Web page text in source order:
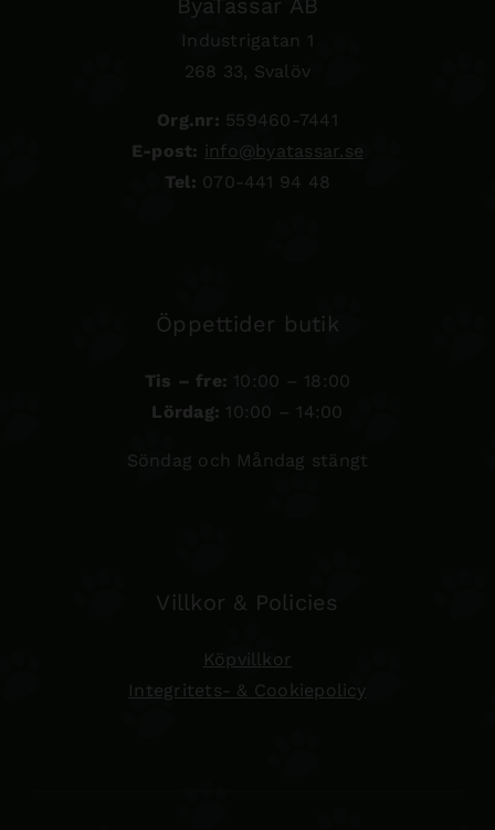
Industrigatan 1
268 33, Svalöv
Org.nr: 559460-7441
E-post: info@byatassar.se
Tel: 070-441 94 48
Öppettider butik
Tis – fre: 10:00 – 18:00
Lördag: 10:00 – 14:00
Söndag och Måndag stängt
Villkor & Policies
Köpvillkor
Integritets- & Cookiepolicy